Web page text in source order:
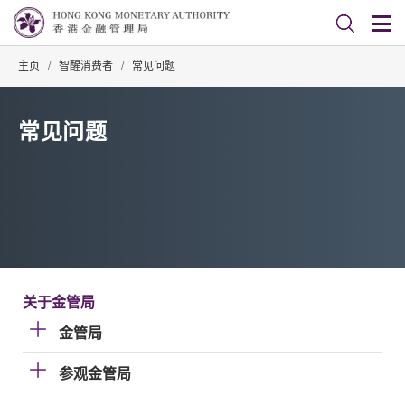
主页 / 智醒消费者 / 常见问题
常见问题
关于金管局
金管局
参观金管局